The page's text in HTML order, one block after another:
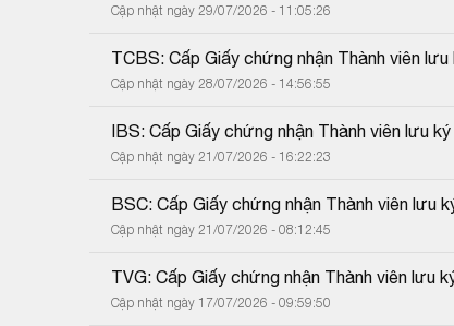
Cập nhật ngày 29/07/2026 - 11:05:26
TCBS: Cấp Giấy chứng nhận Thành viên
Cập nhật ngày 28/07/2026 - 14:56:55
IBS: Cấp Giấy chứng nhận Thành viên lưu
Cập nhật ngày 21/07/2026 - 16:22:23
BSC: Cấp Giấy chứng nhận Thành viên lưu
Cập nhật ngày 21/07/2026 - 08:12:45
TVG: Cấp Giấy chứng nhận Thành viên lưu
Cập nhật ngày 17/07/2026 - 09:59:50